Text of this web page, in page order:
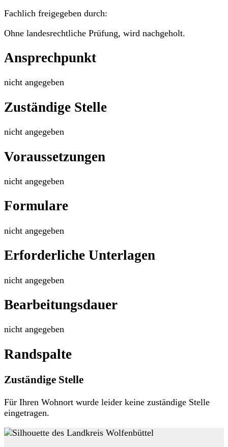
Fachlich freigegeben durch:
Ohne landesrechtliche Prüfung, wird nachgeholt.
Ansprechpunkt
nicht angegeben
Zuständige Stelle
nicht angegeben
Voraussetzungen
nicht angegeben
Formulare
nicht angegeben
Erforderliche Unterlagen
nicht angegeben
Bearbeitungsdauer
nicht angegeben
Randspalte
Zuständige Stelle
Für Ihren Wohnort wurde leider keine zuständige Stelle
eingetragen.